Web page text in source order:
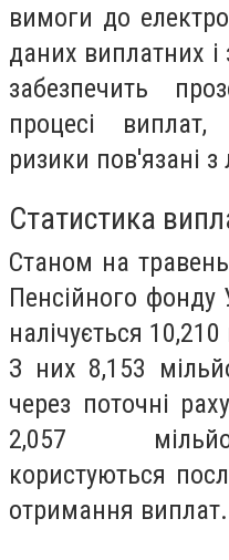
вимоги до
даних виплатних і
забезпечить
процесі
ризики пов'язані
Статистика
Станом на
Пенсійного фонду
налічується
З них 8,153
через поточні
2,057
користуються
отримання виплат.